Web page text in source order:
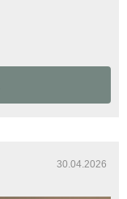
30.04.2026